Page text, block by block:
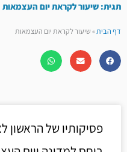
תגית: שיעור לקראת יום העצמאות
דף הבית»שיעור לקראת יום העצמאות
פסיקותיו של הראשון